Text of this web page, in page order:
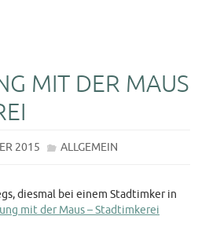
MIT DER MAUS
2015 ALLGEMEIN
diesmal bei einem Stadtimker in
mit der Maus – Stadtimkerei